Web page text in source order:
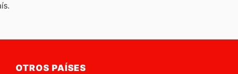
OTROS PAÍSES